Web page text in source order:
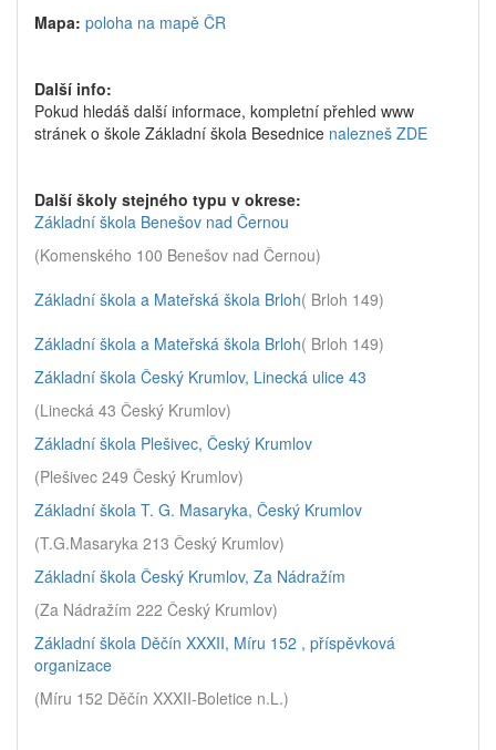
Mapa: poloha na mapě ČR
Další info:
Pokud hledáš další informace, kompletní přehled www
stránek o škole Základní škola Besednice nalezneš ZDE
Další školy stejného typu v okrese:
Základní škola Benešov nad Černou
(Komenského 100 Benešov nad Černou)
Základní škola a Mateřská škola Brloh( Brloh 149)
Základní škola a Mateřská škola Brloh( Brloh 149)
Základní škola Český Krumlov, Linecká ulice 43
(Linecká 43 Český Krumlov)
Základní škola Plešivec, Český Krumlov
(Plešivec 249 Český Krumlov)
Základní škola T. G. Masaryka, Český Krumlov
(T.G.Masaryka 213 Český Krumlov)
Základní škola Český Krumlov, Za Nádražím
(Za Nádražím 222 Český Krumlov)
Základní škola Děčín XXXII, Míru 152 , příspěvková
organizace
(Míru 152 Děčín XXXII-Boletice n.L.)